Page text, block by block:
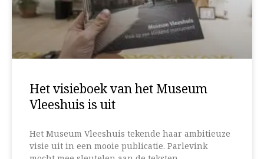
Het visieboek van het Museum
Vleeshuis is uit
Het Museum Vleeshuis tekende haar ambitieuze
visie uit in een mooie publicatie. Parlevink